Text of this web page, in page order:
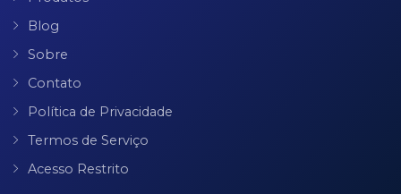
Blog
Sobre
Contato
Política de Privacidade
Termos de Serviço
Acesso Restrito